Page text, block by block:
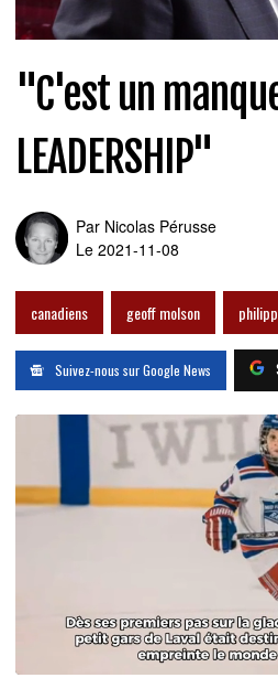
"C'est un
LEADERSHIP"
Par Nicolas Pérusse
Le 2021-11-08
canadiens geoff molson
Suivez-nous sur Google News